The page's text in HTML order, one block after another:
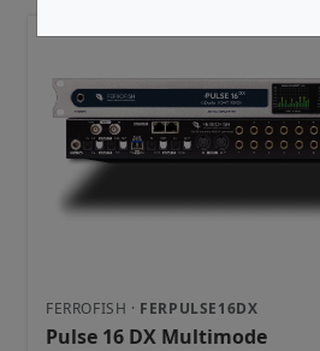
FERROFISH · FERPULSE16DX
Pulse 16 DX Multimode